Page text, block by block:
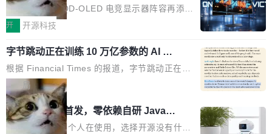
mber 之外，再没有任何实质性回应。Rovo 至
今仍处于漏洞未修复状态。 攻击链路 攻击链并
不复杂。 受害者给 Rovo 提了一个正...
的 1/100。 具体来说，GPT-5.6 Sol 做一次典型
的多轮搜索请求需要超过 10 秒，端到端成本约
来说，这个速度和成本都"高得让人没法用"。而
4B 开源模型在推理速度上快了几个数量级，成
本低了两三个数量级。 问题在于，小模型开箱即
用时的检索能力确实远不如闭源前沿模型。差距
在哪？就在 RL 后训练。 从 RAG 到 agentic...
ED 面板加持，320Hz 极速与影院级画
面兼得
技嘉科技旗下 QD-OLED 电竞显示器阵容再添旗
舰新作。GO27Q32 将于 2026 年 9 月 15 日正
nta Tandem 五重发光架构为核心，为高端玩家
打造速度与画质不妥协的沉浸体验。 GO27Q32
搭载三星最新 QD-OLED 面板，采用 5 层串联
式发光结构，并装配全新 ObsidianShield 抗反
射镀膜，黑阶表现提升可达40%，并将表面硬度
由2H升級至3H，画面对比度与强度都提升的同
开 开源科技
字节跳动正在训练 10 万亿参数的 AI 模
型
根据 Financial Times 的报道，字节跳动正在训
练一个 10 万亿参数的 AI 模型，目前处于预训练
阶段。 10 万亿是什么概念？Anthropic 目前最
大的模型 Mythos 5 约 8 万亿参数。DeepSeek
V4-Pro 是 1.6 万亿。月之暗面的 Kimi K3 是 2.
局
wastnet 开源首发，零依赖自研 Java H
TTP/2 框架，性能对标 Undertow !
这个项目一直是个人在使用，选择开源没有什么